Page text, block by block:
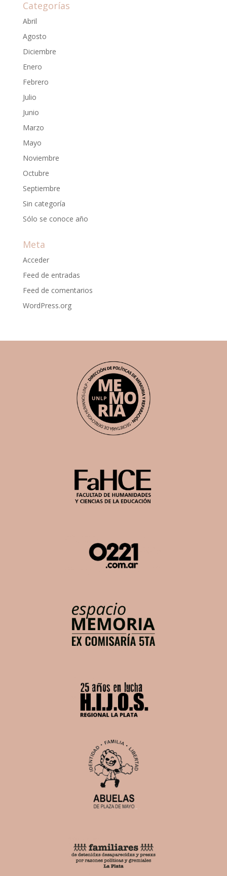
Categorías
Abril
Agosto
Diciembre
Enero
Febrero
Julio
Junio
Marzo
Mayo
Noviembre
Octubre
Septiembre
Sin categoría
Sólo se conoce año
Meta
Acceder
Feed de entradas
Feed de comentarios
WordPress.org